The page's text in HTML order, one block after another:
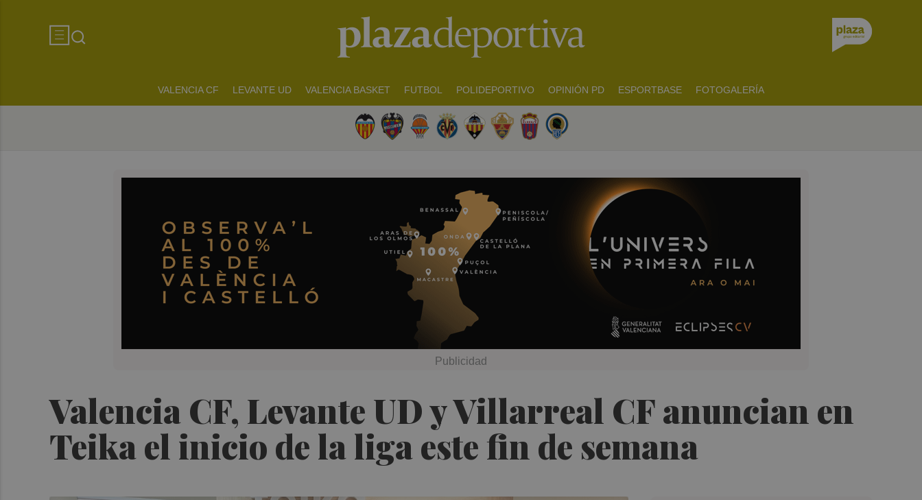
VALENCIA CF LEVANTE UD VALENCIA BASKET FUTBOL POLIDEPORTIVO OPINIÓN PD ESPORTBASE FOTOGALERÍA
Valencia CF, Levante UD y Villarreal CF anuncian en
Teika el inicio de la liga este fin de semana